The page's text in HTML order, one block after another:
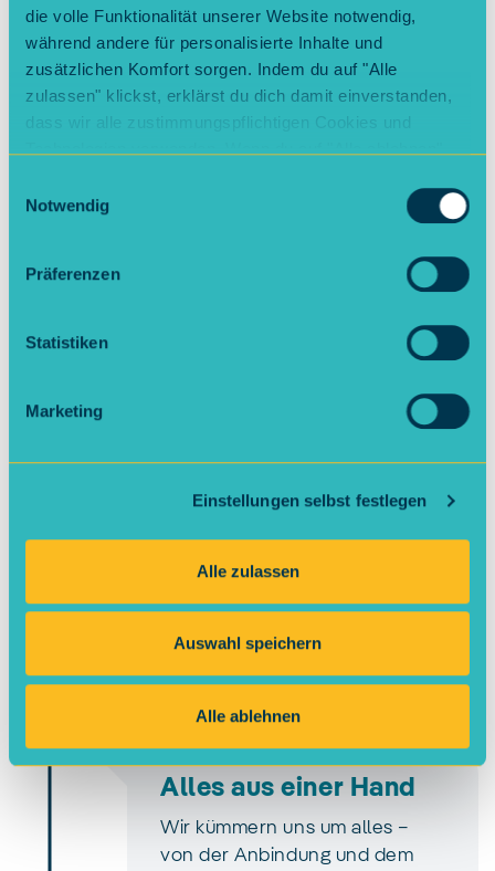
die volle Funktionalität unserer Website notwendig,
während andere für personalisierte Inhalte und
zusätzlichen Komfort sorgen. Indem du auf "Alle
zulassen" klickst, erklärst du dich damit einverstanden,
dass wir alle zustimmungspflichtigen Cookies und
Natürlich kannst du deine Entscheidung jederzeit
Notwendig
Präferenzen
Statistiken
Marketing
Einstellungen selbst festlegen
Alle zulassen
Auswahl speichern
Alle ablehnen
Anfragen
Individuelles
Sie erhalten ein individuelles
und Zugang zum
Kundenportal
Kundenportal und können Ihre
Daten jederzeit einsehen.
4
Alles aus einer Hand
Wir kümmern uns um alles –
von der Anbindung und dem